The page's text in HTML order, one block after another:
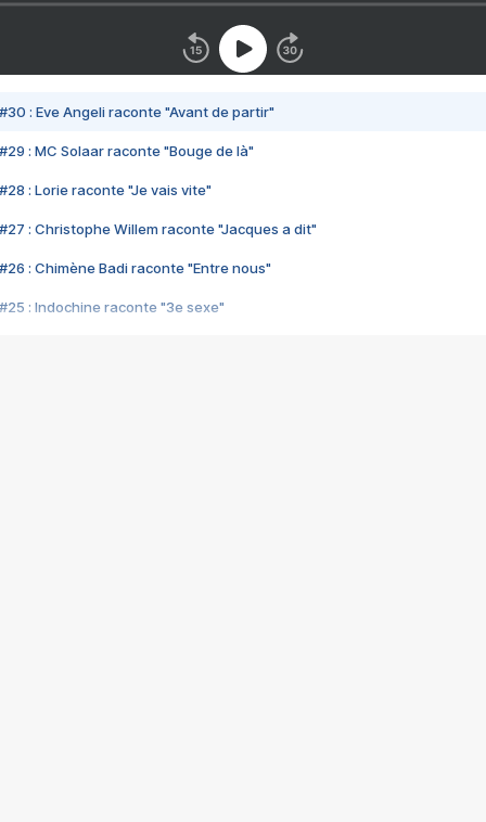
#30 : Eve Angeli raconte "Avant de partir"
#29 : MC Solaar raconte "Bouge de là"
#28 : Lorie raconte "Je vais vite"
#27 : Christophe Willem raconte "Jacques a dit"
#26 : Chimène Badi raconte "Entre nous"
#25 : Indochine raconte "3e sexe"